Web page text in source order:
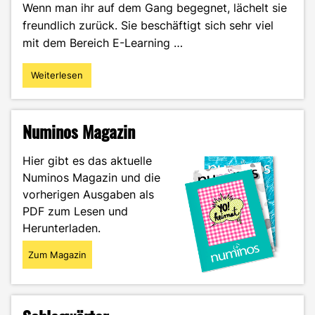
Wenn man ihr auf dem Gang begegnet, lächelt sie
freundlich zurück. Sie beschäftigt sich sehr viel
mit dem Bereich E-Learning …
"Claudia
Schmidt
Enthusiasmus
der
Lehre"
Weiterlesen
Numinos Magazin
Hier gibt es das aktuelle
Numinos Magazin und die
vorherigen Ausgaben als
PDF zum Lesen und
Herunterladen.
Zum Magazin